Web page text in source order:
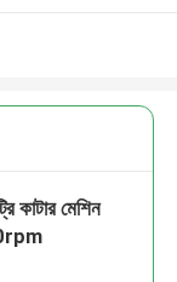
কাটার মেশিন